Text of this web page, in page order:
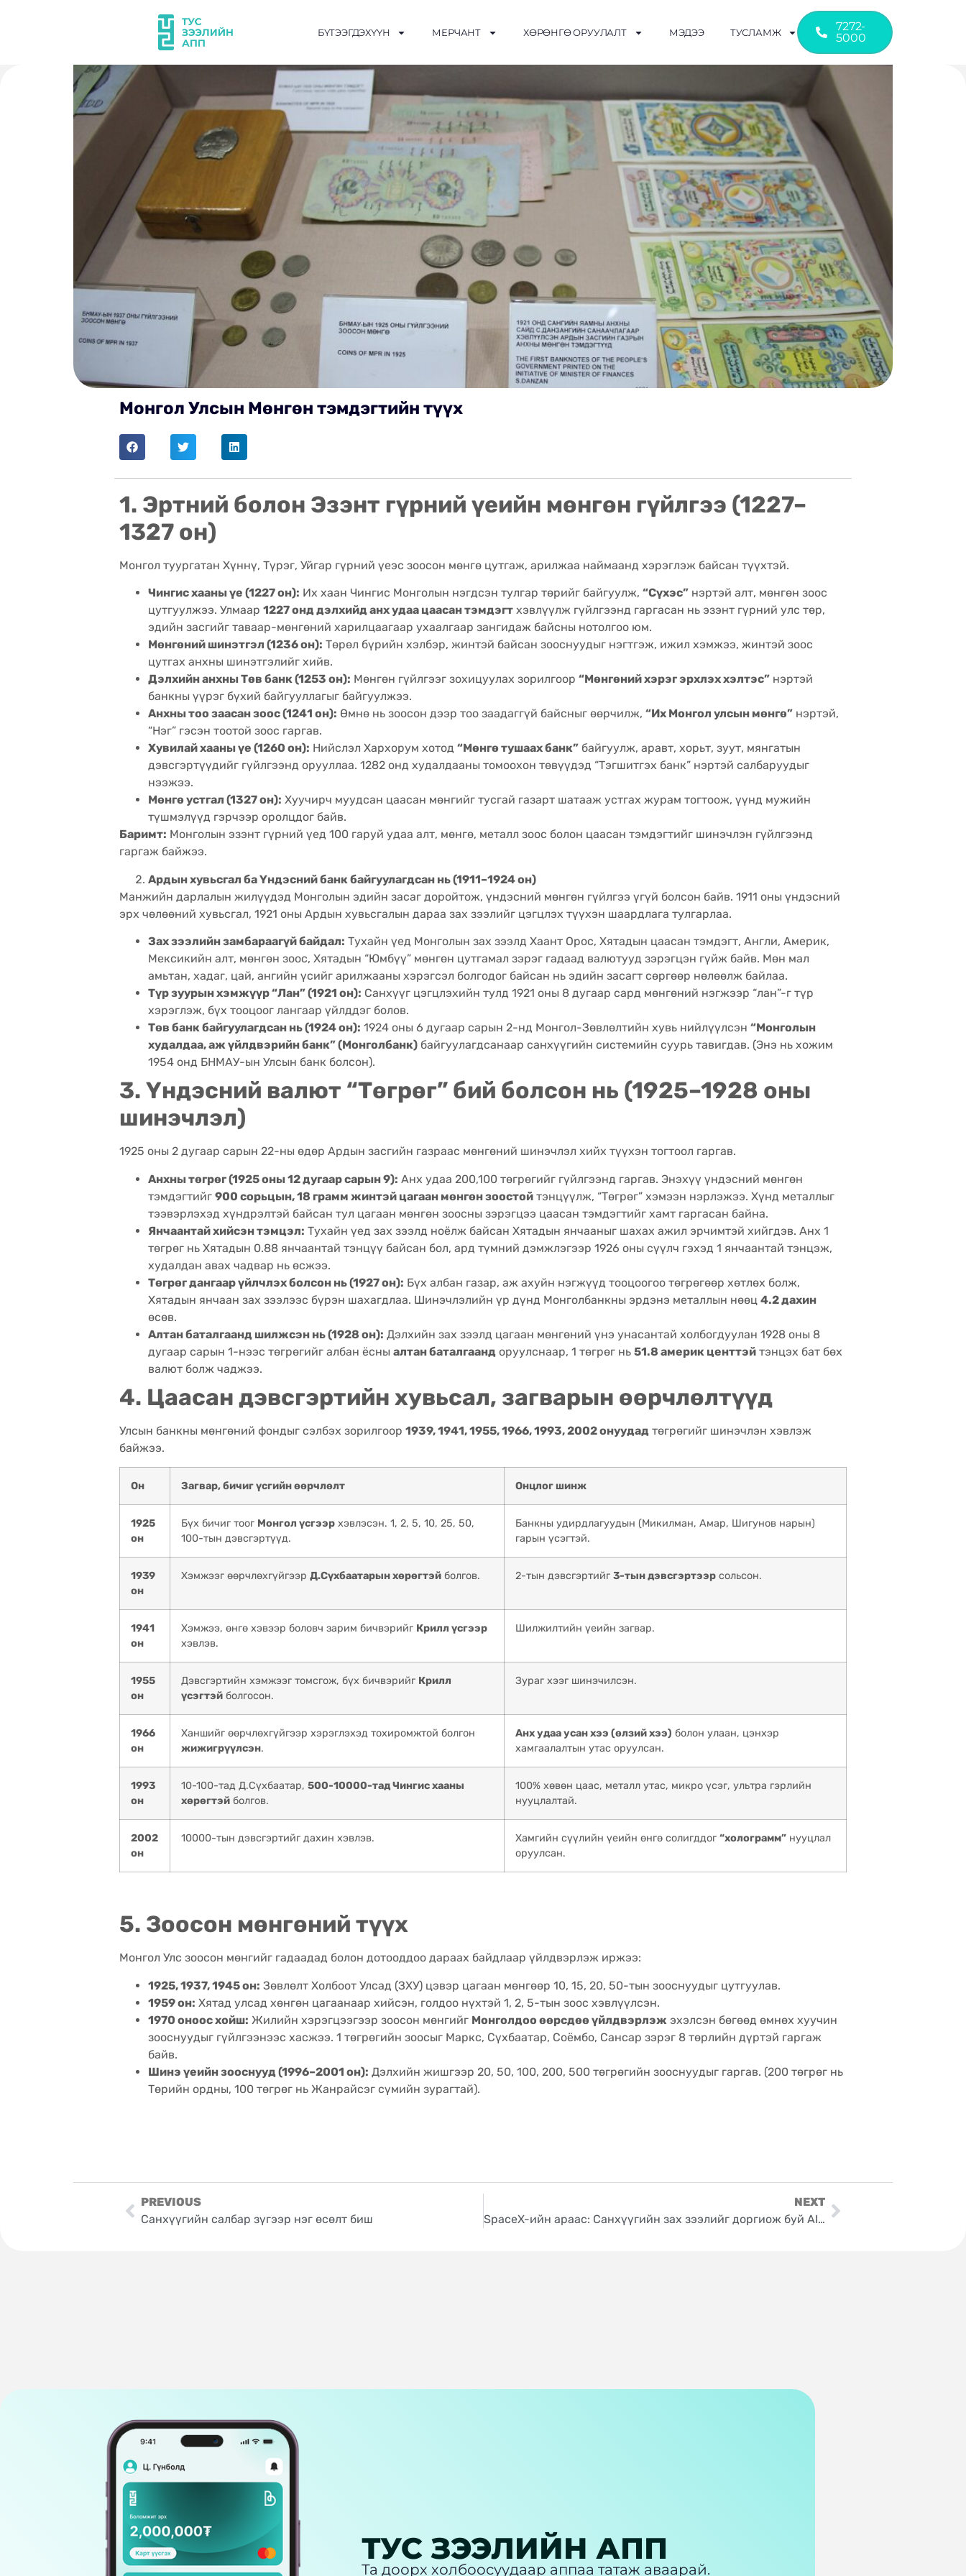
БҮТЭЭГДЭХҮҮН МЕРЧАНТ ХӨРӨНГӨ ОРУУЛАЛТ МЭДЭЭ ТУСЛАМЖ
7272-
5000
Монгол Улсын Мөнгөн тэмдэгтийн түүх
1. Эртний болон Эзэнт гүрний үеийн мөнгөн гүйлгээ (1227–
1327 он)
Монгол туургатан Хүннү, Түрэг, Уйгар гүрний үеэс зоосон мөнгө цутгаж, арилжаа наймаанд хэрэглэж байсан түүхтэй.
Чингис хааны үе (1227 он): Их хаан Чингис Монголын нэгдсэн тулгар төрийг байгуулж, “Сүхэс” нэртэй алт, мөнгөн зоос
цутгуулжээ. Улмаар 1227 онд дэлхийд анх удаа цаасан тэмдэгт хэвлүүлж гүйлгээнд гаргасан нь эзэнт гүрний улс төр,
эдийн засгийг таваар-мөнгөний харилцаагаар ухаалгаар зангидаж байсны нотолгоо юм.
Мөнгөний шинэтгэл (1236 он): Төрөл бүрийн хэлбэр, жинтэй байсан зооснуудыг нэгтгэж, ижил хэмжээ, жинтэй зоос
цутгах анхны шинэтгэлийг хийв.
Дэлхийн анхны Төв банк (1253 он): Мөнгөн гүйлгээг зохицуулах зорилгоор “Мөнгөний хэрэг эрхлэх хэлтэс” нэртэй
банкны үүрэг бүхий байгууллагыг байгуулжээ.
Анхны тоо заасан зоос (1241 он): Өмнө нь зоосон дээр тоо заадаггүй байсныг өөрчилж, “Их Монгол улсын мөнгө” нэртэй,
“Нэг” гэсэн тоотой зоос гаргав.
Хувилай хааны үе (1260 он): Нийслэл Хархорум хотод “Мөнгө тушаах банк” байгуулж, аравт, хорьт, зуут, мянгатын
дэвсгэртүүдийг гүйлгээнд орууллаа. 1282 онд худалдааны томоохон төвүүдэд “Тэгшитгэх банк” нэртэй салбаруудыг
нээжээ.
Мөнгө устгал (1327 он): Хуучирч муудсан цаасан мөнгийг тусгай газарт шатааж устгах журам тогтоож, үүнд мужийн
түшмэлүүд гэрчээр оролцдог байв.
Баримт: Монголын эзэнт гүрний үед 100 гаруй удаа алт, мөнгө, металл зоос болон цаасан тэмдэгтийг шинэчлэн гүйлгээнд
гаргаж байжээ.
Ардын хувьсгал ба Үндэсний банк байгуулагдсан нь (1911–1924 он)
Манжийн дарлалын жилүүдэд Монголын эдийн засаг доройтож, үндэсний мөнгөн гүйлгээ үгүй болсон байв. 1911 оны үндэсний
эрх чөлөөний хувьсгал, 1921 оны Ардын хувьсгалын дараа зах зээлийг цэгцлэх түүхэн шаардлага тулгарлаа.
Зах зээлийн замбараагүй байдал: Тухайн үед Монголын зах зээлд Хаант Орос, Хятадын цаасан тэмдэгт, Англи, Америк,
Мексикийн алт, мөнгөн зоос, Хятадын “Юмбүү” мөнгөн цутгамал зэрэг гадаад валютууд зэрэгцэн гүйж байв. Мөн мал
амьтан, хадаг, цай, ангийн үсийг арилжааны хэрэгсэл болгодог байсан нь эдийн засагт сөргөөр нөлөөлж байлаа.
Түр зуурын хэмжүүр “Лан” (1921 он): Санхүүг цэгцлэхийн тулд 1921 оны 8 дугаар сард мөнгөний нэгжээр “лан”-г түр
хэрэглэж, бүх тооцоог лангаар үйлддэг болов.
Төв банк байгуулагдсан нь (1924 он): 1924 оны 6 дугаар сарын 2-нд Монгол-Зөвлөлтийн хувь нийлүүлсэн “Монголын
худалдаа, аж үйлдвэрийн банк” (Монголбанк) байгуулагдсанаар санхүүгийн системийн суурь тавигдав. (Энэ нь хожим
1954 онд БНМАУ-ын Улсын банк болсон).
3. Үндэсний валют “Төгрөг” бий болсон нь (1925–1928 оны
шинэчлэл)
1925 оны 2 дугаар сарын 22-ны өдөр Ардын засгийн газраас мөнгөний шинэчлэл хийх түүхэн тогтоол гаргав.
Анхны төгрөг (1925 оны 12 дугаар сарын 9): Анх удаа 200,100 төгрөгийг гүйлгээнд гаргав. Энэхүү үндэсний мөнгөн
тэмдэгтийг 900 сорьцын, 18 грамм жинтэй цагаан мөнгөн зоостой тэнцүүлж, “Төгрөг” хэмээн нэрлэжээ. Хүнд металлыг
тээвэрлэхэд хүндрэлтэй байсан тул цагаан мөнгөн зоосны зэрэгцээ цаасан тэмдэгтийг хамт гаргасан байна.
Янчаантай хийсэн тэмцэл: Тухайн үед зах зээлд ноёлж байсан Хятадын янчааныг шахах ажил эрчимтэй хийгдэв. Анх 1
төгрөг нь Хятадын 0.88 янчаантай тэнцүү байсан бол, ард түмний дэмжлэгээр 1926 оны сүүлч гэхэд 1 янчаантай тэнцэж,
худалдан авах чадвар нь өсжээ.
Төгрөг дангаар үйлчлэх болсон нь (1927 он): Бүх албан газар, аж ахуйн нэгжүүд тооцоогоо төгрөгөөр хөтлөх болж,
Хятадын янчаан зах зээлээс бүрэн шахагдлаа. Шинэчлэлийн үр дүнд Монголбанкны эрдэнэ металлын нөөц 4.2 дахин
өсөв.
Алтан баталгаанд шилжсэн нь (1928 он): Дэлхийн зах зээлд цагаан мөнгөний үнэ унасантай холбогдуулан 1928 оны 8
дугаар сарын 1-нээс төгрөгийг албан ёсны алтан баталгаанд оруулснаар, 1 төгрөг нь 51.8 америк центтэй тэнцэх бат бөх
валют болж чаджээ.
4. Цаасан дэвсгэртийн хувьсал, загварын өөрчлөлтүүд
Улсын банкны мөнгөний фондыг сэлбэх зорилгоор 1939, 1941, 1955, 1966, 1993, 2002 онуудад төгрөгийг шинэчлэн хэвлэж
байжээ.
Он Загвар, бичиг үсгийн өөрчлөлт Онцлог шинж
1925
он
Бүх бичиг тоог Монгол үсгээр хэвлэсэн. 1, 2, 5, 10, 25, 50,
100-тын дэвсгэртүүд.
Банкны удирдлагуудын (Микилман, Амар, Шигунов нарын)
гарын үсэгтэй.
1939
он
Хэмжээг өөрчлөхгүйгээр Д.Сүхбаатарын хөрөгтэй болгов. 2-тын дэвсгэртийг 3-тын дэвсгэртээр сольсон.
1941
он
Хэмжээ, өнгө хэвээр боловч зарим бичвэрийг Крилл үсгээр
хэвлэв.
Шилжилтийн үеийн загвар.
1955
он
Дэвсгэртийн хэмжээг томсгож, бүх бичвэрийг Крилл
үсэгтэй болгосон.
Зураг хээг шинэчилсэн.
1966
он
Ханшийг өөрчлөхгүйгээр хэрэглэхэд тохиромжтой болгон
жижигрүүлсэн.
Анх удаа усан хээ (өлзий хээ) болон улаан, цэнхэр
хамгаалалтын утас оруулсан.
1993
он
10-100-тад Д.Сүхбаатар, 500-10000-тад Чингис хааны
хөрөгтэй болгов.
100% хөвөн цаас, металл утас, микро үсэг, ультра гэрлийн
нууцлалтай.
2002
он
10000-тын дэвсгэртийг дахин хэвлэв. Хамгийн сүүлийн үеийн өнгө солигддог “холограмм” нууцлал
оруулсан.
5. Зоосон мөнгөний түүх
Монгол Улс зоосон мөнгийг гадаадад болон дотооддоо дараах байдлаар үйлдвэрлэж иржээ:
1925, 1937, 1945 он: Зөвлөлт Холбоот Улсад (ЗХУ) цэвэр цагаан мөнгөөр 10, 15, 20, 50-тын зооснуудыг цутгуулав.
1959 он: Хятад улсад хөнгөн цагаанаар хийсэн, голдоо нүхтэй 1, 2, 5-тын зоос хэвлүүлсэн.
1970 оноос хойш: Жилийн хэрэгцээгээр зоосон мөнгийг Монголдоо өөрсдөө үйлдвэрлэж эхэлсэн бөгөөд өмнөх хуучин
зооснуудыг гүйлгээнээс хасжээ. 1 төгрөгийн зоосыг Маркс, Сүхбаатар, Соёмбо, Сансар зэрэг 8 төрлийн дүртэй гаргаж
байв.
Шинэ үеийн зооснууд (1996–2001 он): Дэлхийн жишгээр 20, 50, 100, 200, 500 төгрөгийн зооснуудыг гаргав. (200 төгрөг нь
Төрийн ордны, 100 төгрөг нь Жанрайсэг сүмийн зурагтай).
PREVIOUS
Санхүүгийн салбар зүгээр нэг өсөлт биш
NEXT
SpaceX-ийн араас: Санхүүгийн зах зээлийг доргиож буй AI болон Технологийн дараагийн “Тэсрэлтүүд”
ТУС ЗЭЭЛИЙН АПП
Та доорх холбоосуудаар аппаа татаж аваарай.